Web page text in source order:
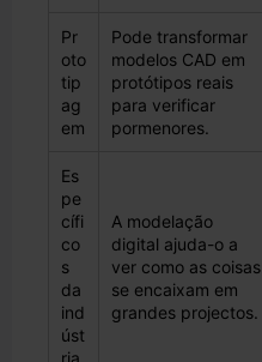
Pr
oto
tip
ag
em
Pode transformar
modelos CAD em
protótipos reais
para verificar
pormenores.
Es
pe
cífi
co
s
da
ind
úst
ria
A modelação
digital ajuda-o a
ver como as coisas
se encaixam em
grandes projectos.